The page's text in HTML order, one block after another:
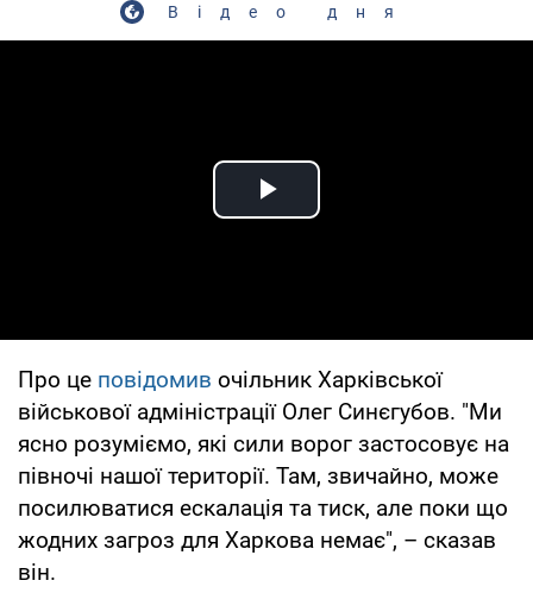
Відео дня
Play Video
Про це повідомив очільник Харківської
військової адміністрації Олег Синєгубов. "Ми
ясно розуміємо, які сили ворог застосовує на
півночі нашої території. Там, звичайно, може
посилюватися ескалація та тиск, але поки що
жодних загроз для Харкова немає", – сказав
він.